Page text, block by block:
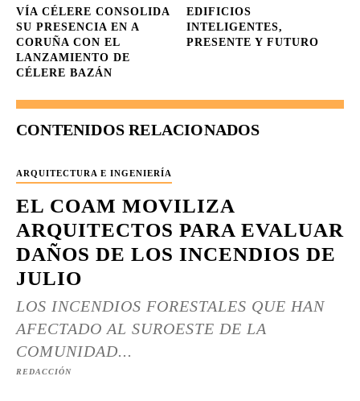
VÍA CÉLERE CONSOLIDA
SU PRESENCIA EN A
CORUÑA CON EL
LANZAMIENTO DE
CÉLERE BAZÁN
EDIFICIOS
INTELIGENTES,
PRESENTE Y FUTURO
CONTENIDOS RELACIONADOS
ARQUITECTURA E INGENIERÍA
EL COAM MOVILIZA
ARQUITECTOS PARA EVALUAR
DAÑOS DE LOS INCENDIOS DE
JULIO
LOS INCENDIOS FORESTALES QUE HAN
AFECTADO AL SUROESTE DE LA
COMUNIDAD...
REDACCIÓN